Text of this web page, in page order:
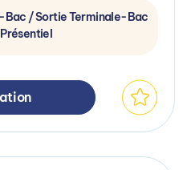
Bac / Sortie Terminale-Bac